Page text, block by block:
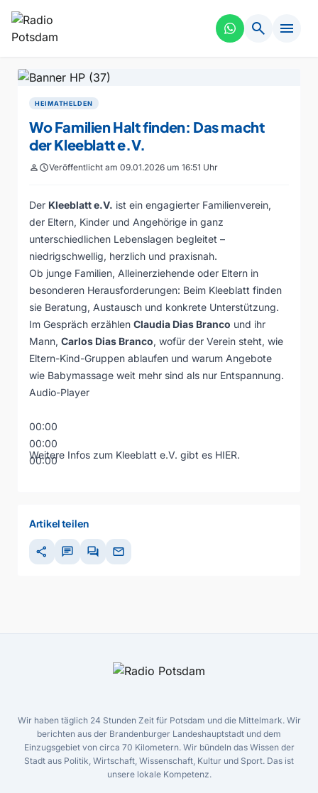
search menu
HEIMATHELDEN
Wo Familien Halt finden: Das macht
der Kleeblatt e.V.
personscheduleVeröffentlicht am 09.01.2026 um 16:51 Uhr
Der Kleeblatt e.V. ist ein engagierter Familienverein,
der Eltern, Kinder und Angehörige in ganz
unterschiedlichen Lebenslagen begleitet –
niedrigschwellig, herzlich und praxisnah.
Ob junge Familien, Alleinerziehende oder Eltern in
besonderen Herausforderungen: Beim Kleeblatt finden
sie Beratung, Austausch und konkrete Unterstützung.
Im Gespräch erzählen Claudia Dias Branco und ihr
Mann, Carlos Dias Branco, wofür der Verein steht, wie
Eltern-Kind-Gruppen ablaufen und warum Angebote
wie Babymassage weit mehr sind als nur Entspannung.
Audio-Player
00:00
00:00
00:00
Weitere Infos zum Kleeblatt e.V. gibt es HIER.
Artikel teilen
share chat forum mail
Wir haben täglich 24 Stunden Zeit für Potsdam und die Mittelmark. Wir
berichten aus der Brandenburger Landeshauptstadt und dem
Einzugsgebiet von circa 70 Kilometern. Wir bündeln das Wissen der
Stadt aus Politik, Wirtschaft, Wissenschaft, Kultur und Sport. Das ist
unsere lokale Kompetenz.